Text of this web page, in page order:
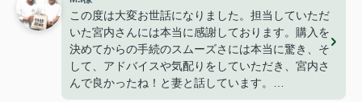
この度は大変お世話になりました。担当していただ
いた宮内さんには本当に感謝しております。購入を
決めてからの手続のスムーズさには本当に驚き、そ
して、アドバイスや気配りをしていただき、宮内さ
んで良かったね！と妻と話しています。